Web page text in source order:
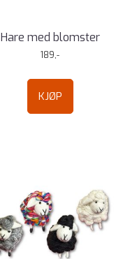
Hare med blomster
189,-
KJØP